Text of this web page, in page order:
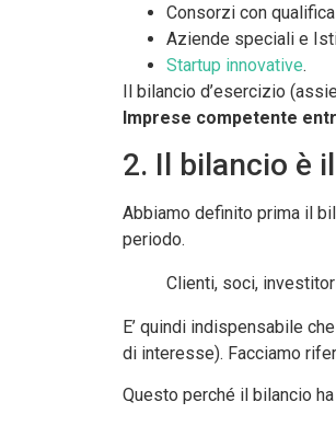
Consorzi con
Aziende speciali e
Startup innovative.
Il bilancio d’esercizio
Imprese competente
2. Il bilancio è
Abbiamo definito prima il
periodo.
Clienti, soci,
E’ quindi indispensabile che
di interesse). Facciamo
Questo perché il bilancio ha